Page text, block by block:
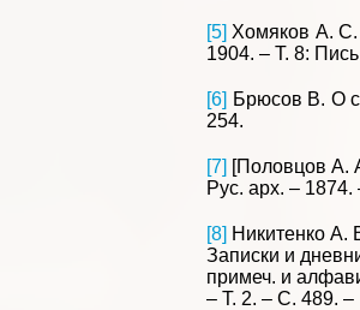
[5] Хомяков А. С.
1904. – Т. 8:
[6] Брюсов В. О
254.
[7] [Половцов А.
Рус. арх. –
[8] Никитенко А.
Записки и
примеч. и
– Т. 2. – С. 489.